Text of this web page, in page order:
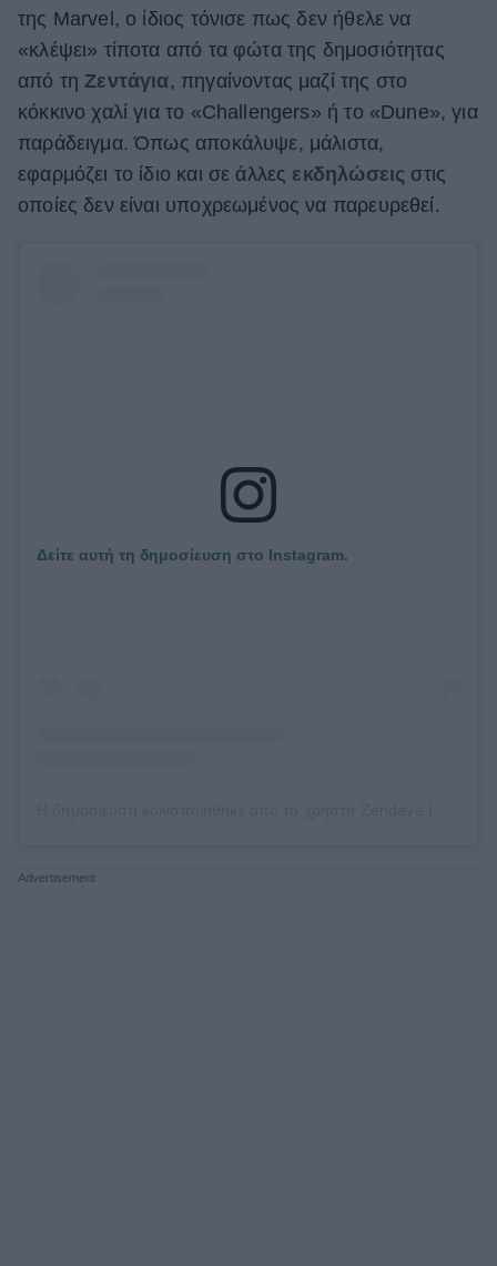
της Marvel, ο ίδιος τόνισε πως δεν ήθελε να
«κλέψει» τίποτα από τα φώτα της δημοσιότητας
από τηΖεντάγια, πηγαίνοντας μαζί της στο
κόκκινο χαλί για το «Challengers» ή το «Dune», για
παράδειγμα. Όπως αποκάλυψε, μάλιστα,
εφαρμόζει το ίδιο και σε άλλες εκδηλώσεις στις
οποίες δεν είναι υποχρεωμένος να παρευρεθεί.
Δείτε αυτή τη δημοσίευση στο Instagram.